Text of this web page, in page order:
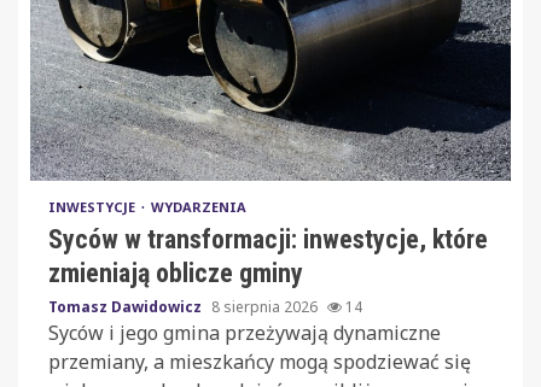
INWESTYCJE WYDARZENIA
Syców w transformacji: inwestycje, które
zmieniają oblicze gminy
Tomasz Dawidowicz 8 sierpnia 2026 14
Syców i jego gmina przeżywają dynamiczne
przemiany, a mieszkańcy mogą spodziewać się